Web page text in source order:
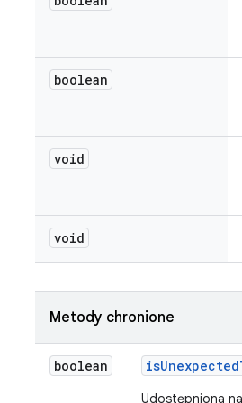
boolean
void
void
Metody chronione
boolean isUnexpected
Udostępniona